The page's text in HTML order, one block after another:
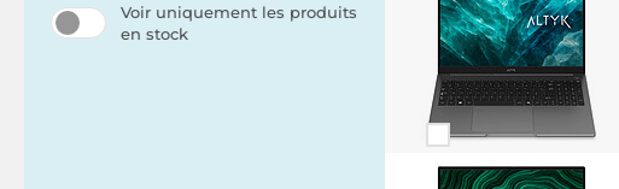
Voir uniquement les produits
en stock